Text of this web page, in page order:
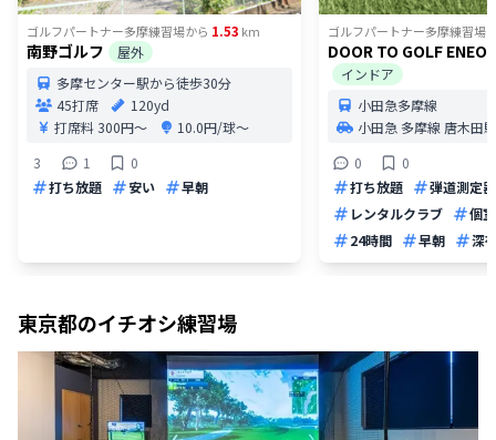
ゴルフパートナー多摩練習場から 1.53 km
南野ゴルフ
屋外
多摩センター駅から徒歩30分
45打席
120yd
打席料300円〜
10.0円/球〜
3
1
0
打ち放題
安い 早朝
ゴルフパートナー多摩練習場
DOOR TO GOLF
インドア
小田急多摩線
小田急 多摩線 唐木田
0
0
打ち放題
弾道測定器
レンタルクラブ
個
24時間
早朝 深
東京都のイチオシ練習場